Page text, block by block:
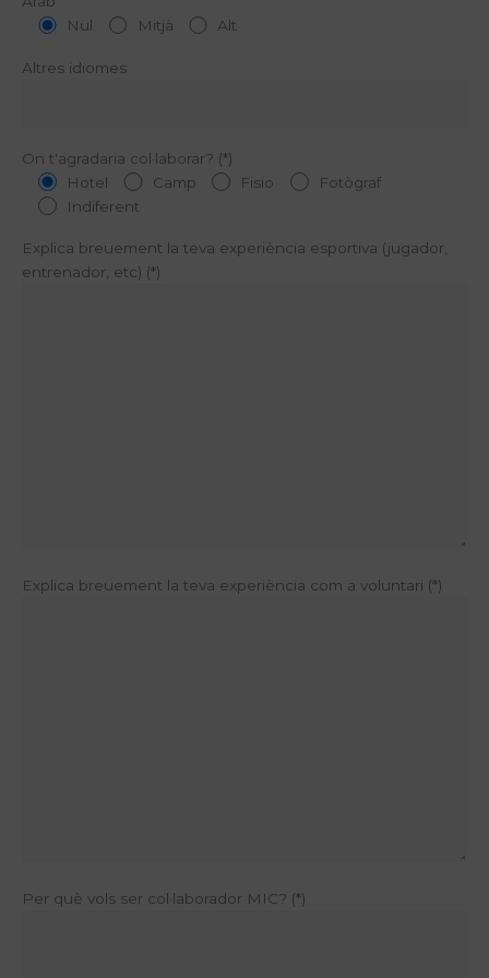
Nul
Mitjà Alt
Altres idiomes
On t'agradaria col·laborar? (*)
Hotel
Camp Fisio
Fotògraf
Indiferent
Explica breuement la teva experiència esportiva (jugador,
entrenador, etc) (*)
Explica breuement la teva experiència com a voluntari (*)
Per què vols ser col·laborador MIC? (*)